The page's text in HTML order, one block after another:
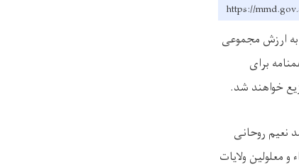
https://
به ارزش مجموعی
برای
خواهند شد.
نعیم روحانی
معلولین ولایات